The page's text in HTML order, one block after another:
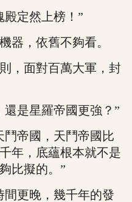
定然上榜！”
，依舊不夠看。
面對百萬大軍，封
是星羅帝國更強？”
帝國，天鬥帝國比
年，底蘊根本就不是
比擬的。”
更晚，幾千年的發